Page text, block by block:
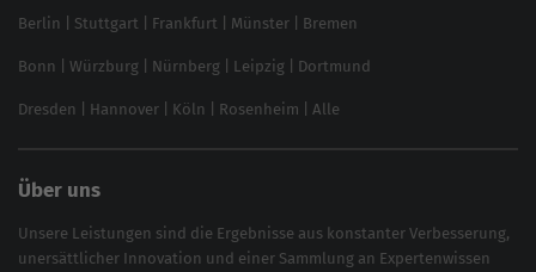
SEO für Online Shops
Brand Monitoring 2025
Berlin Stuttgart Frankfurt Münster Bremen
Bonn Würzburg Nürnberg Leipzig Dortmund
Dresden Hannover Köln Rosenheim Alle
Über uns
Unsere Leistungen sind die Ergebnisse aus konstanter Verbesserung,
unersättlicher Innovation und einer Sammlung an Expertenwissen